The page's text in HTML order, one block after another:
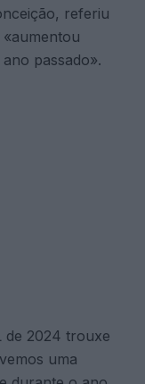
referiu
passado».
de 2024 trouxe
uma